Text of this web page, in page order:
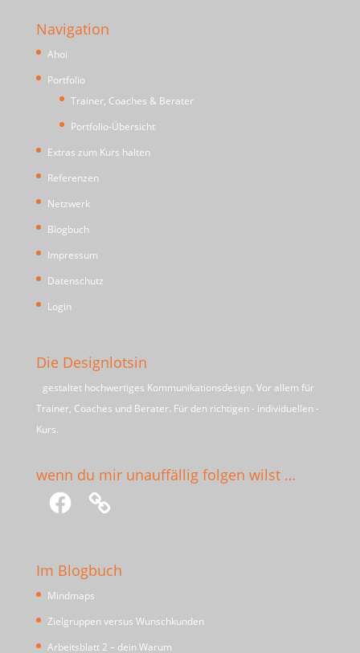
Navigation
Ahoi
Portfolio
Trainer, Coaches & Berater
Portfolio-Übersicht
Extras zum Kurs halten
Referenzen
Netzwerk
Blogbuch
Impressum
Datenschutz
Login
Die Designlotsin
gestaltet hochwertiges Kommunikationsdesign. Vor allem für
Trainer, Coaches und Berater. Für den richtigen - individuellen -
Kurs.
wenn du mir unauffällig folgen wilst …
Facebook
Im Blogbuch
Mindmaps
Zielgruppen versus Wunschkunden
Arbeitsblatt 2 – dein Warum